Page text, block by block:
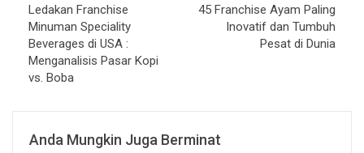
Ledakan Franchise
Minuman Speciality
Beverages di USA :
Menganalisis Pasar Kopi
vs. Boba
45 Franchise Ayam Paling
Inovatif dan Tumbuh
Pesat di Dunia
Anda Mungkin Juga Berminat